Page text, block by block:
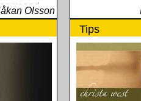
and
the World
Slow Fox
(Rootsy)
Bob
Portrait
Electric
Olsson
Tips